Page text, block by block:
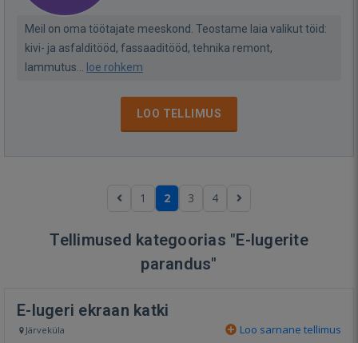
Meil on oma töötajate meeskond. Teostame laia valikut töid:
kivi- ja asfalditööd, fassaaditööd, tehnika remont,
lammutus...
loe rohkem
LOO TELLIMUS
1 2 3 4
Tellimused kategoorias "E-lugerite
parandus"
E-lugeri ekraan katki
Järveküla Loo sarnane tellimus